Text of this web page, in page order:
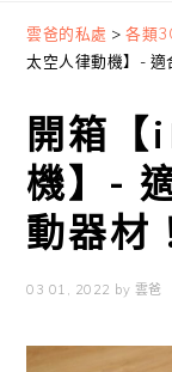
雲爸的私處 >各類
太空人律動機】- 適
開箱【
機】-
動器材
03 01, 2022 by 雲爸